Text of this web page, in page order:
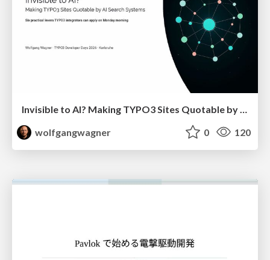
wolfgangwagner
0 120